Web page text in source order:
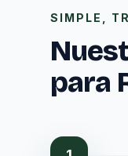
SIMPLE,
para